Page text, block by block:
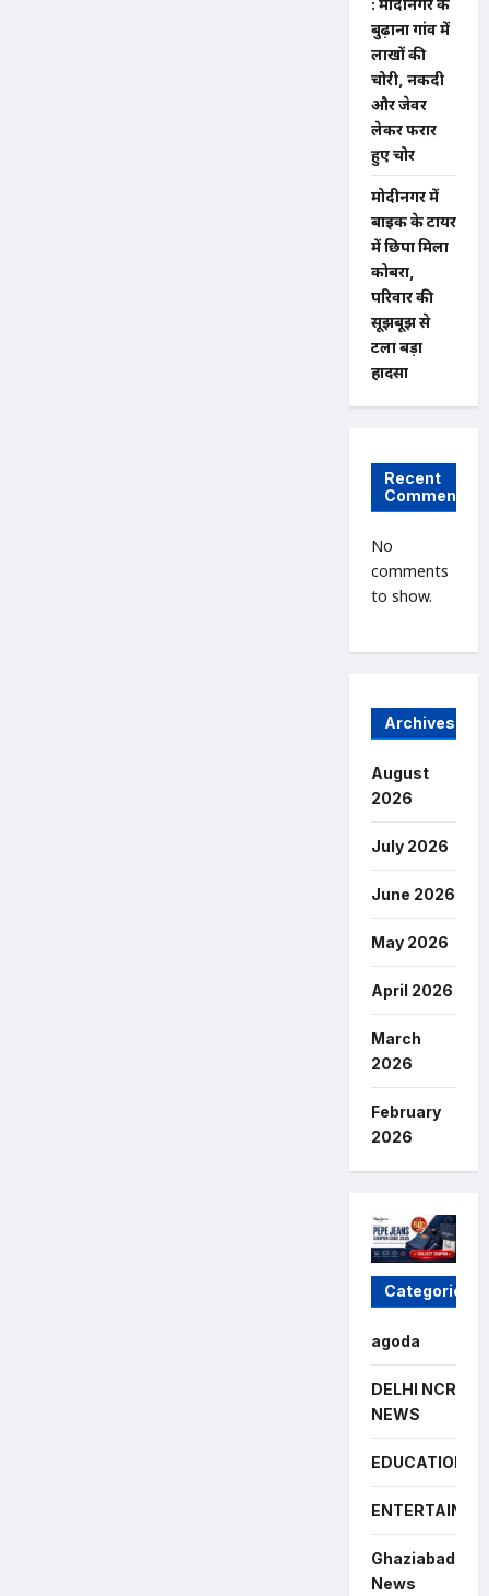
: मोदीनगर के
बुढ़ाना गांव में
लाखों की
चोरी, नकदी
और जेवर
लेकर फरार
हुए चोर
मोदीनगर में
बाइक के टायर
में छिपा मिला
कोबरा,
परिवार की
सूझबूझ से
टला बड़ा
हादसा
Recent
Comments
No
comments
to show.
Archives
August
2026
July 2026
June 2026
May 2026
April 2026
March
2026
February
2026
Categories
agoda
DELHI NCR
NEWS
EDUCATION
Ghaziabad
News